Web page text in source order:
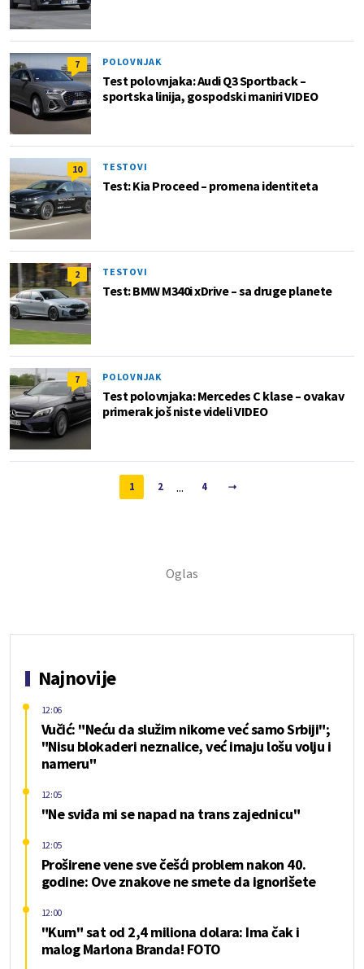
7 POLOVNJAK
Test polovnjaka: Audi Q3 Sportback –
sportska linija, gospodski maniri VIDEO
10 TESTOVI
Test: Kia Proceed – promena identiteta
2 TESTOVI
Test: BMW M340i xDrive – sa druge planete
7 POLOVNJAK
Test polovnjaka: Mercedes C klase – ovakav
primerak još niste videli VIDEO
1 2 ... 4
Najnovije
Vučić: "Neću da služim nikome već samo Srbiji";
"Nisu blokaderi neznalice, već imaju lošu volju i
nameru"
12:06
"Ne sviđa mi se napad na trans zajednicu"
12:05
Proširene vene sve češći problem nakon 40.
godine: Ove znakove ne smete da ignorišete
12:05
"Kum" sat od 2,4 miliona dolara: Ima čak i
malog Marlona Branda! FOTO
12:00